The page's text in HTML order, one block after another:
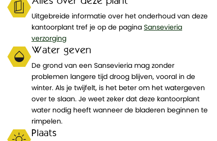
Uitgebreide informatie over het onderhoud van deze
kantoorplant tref je op de pagina Sansevieria
verzorging
Water geven
De grond van een Sansevieria mag zonder
problemen langere tijd droog blijven, vooral in de
winter. Als je twijfelt, is het beter om het watergeven
over te slaan. Je weet zeker dat deze kantoorplant
water nodig heeft wanneer de bladeren beginnen te
rimpelen.
Plaats